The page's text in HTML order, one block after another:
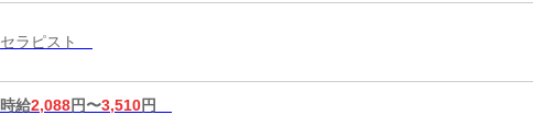
セラピスト
時給2,088円〜3,510円